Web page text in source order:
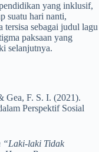
yang inklusif,
suatu hari nanti,
tersisa sebagai judul lagu
paksaan yang
selanjutnya.
Gea, F. S. I. (2021).
Perspektif Sosial
“Laki-laki Tidak